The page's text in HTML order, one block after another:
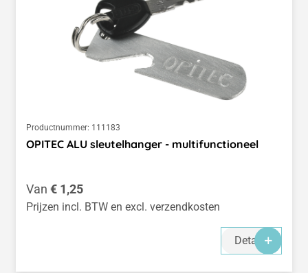
Productnummer: 111183
OPITEC ALU sleutelhanger - multifunctioneel
Normale prijs:
Van € 1,25
Prijzen incl. BTW en excl. verzendkosten
Details